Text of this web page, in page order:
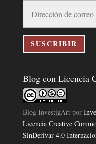
correo
electrónico
SUSCRIBIR
Blog con Licencia
Blog InvestigArtpor
Licencia Creative
SinDerivar 4.0